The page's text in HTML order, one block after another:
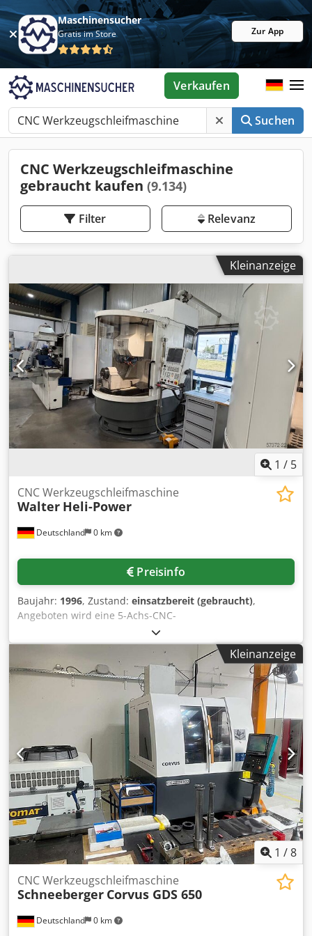
Maschinensucher
Gratis im Store Zur App
Suchen
Verkaufen
CNC Werkzeugschleifmaschine
gebraucht kaufen (9.134)
Filter Relevanz
Kleinanzeige
1 / 5
Deutschland 0 km
CNC Werkzeugschleifmaschine
Walter Heli-Power
Preisinfo
Baujahr: 1996, Zustand: einsatzbereit (gebraucht),
Angeboten wird eine 5-Achs-CNC-
Werkzeugschleifmaschine WALTER zur Herstellung und
zum Nachschärfen von rotationssymmetrischen
Zerspanungswerkzeugen wie Bohrern, Fräsern, Reibahlen
und Sonderwerkzeugen. Verfahrwege X/Y/Z:
400mm/250mm/580mm, Schwenkbereich C-Achse: +/-200°,
A-Achse: 360°, Eilgang X/Y/Z: max. 15m/min, Auflösung der
Linearachsen: 0,0001mm, Spitzenhöhenbereich: 130mm-
165mm, max. Werkstückdurchmesser: 190mm,
Werkstückaufnahme: ISO 50, Spindelmotorleistung: 4,4kW,
Schleifspindeldrehzahl: 6000U/min, Spindeldurchmesser:
70mm, max. Schleifscheibendurchmesser: 200mm,
Steuerung: WALTER HMC 400. Gesamtmaße X/Y/Z: ca.
1420mm/2010mm/2150mm, Gewicht: ca. 3100kg. Eine
Besichtigung vor Ort ist möglich. Cjdpfx Afszpa Scoujrf
Kleinanzeige
1 /8
Deutschland 0 km
CNC Werkzeugschleifmaschine
Schneeberger Corvus GDS 650